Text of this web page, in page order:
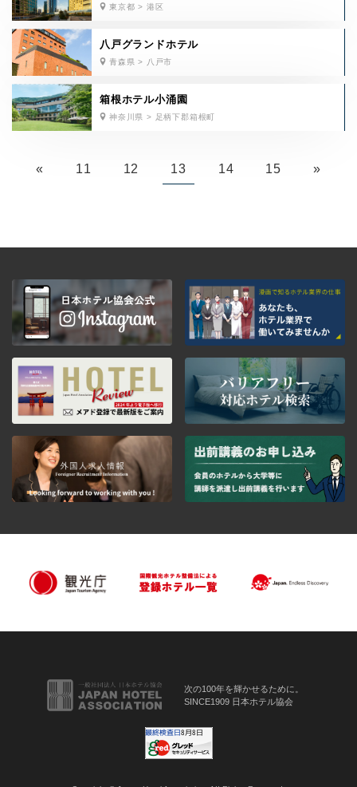
東京都 > 港区
八戸グランドホテル
青森県 > 八戸市
箱根ホテル小涌園
神奈川県 > 足柄下郡箱根町
« 11 12 13 14 15 »
次の100年を輝かせるために。
SINCE1909 日本ホテル協会